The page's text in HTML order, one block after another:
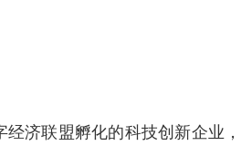
济联盟孵化的科技创新企业，